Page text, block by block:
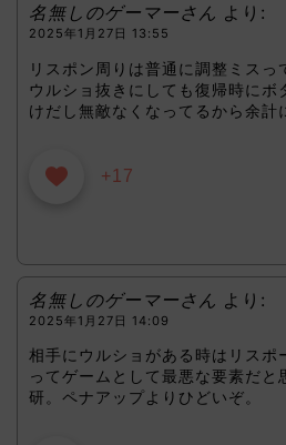
名無しのゲーマーさん より:
2025年1月27日 13:55
リスポン周りは普通に調整ミスっ
ウルショ抜きにしても復帰時にボ
けだし無敵なくなってるから余計
+17
名無しのゲーマーさん より:
2025年1月27日 14:09
相手にウルショがある時はリスポ
ってゲームとして最悪な要素だと
研。ペナアップよりひどいぞ。